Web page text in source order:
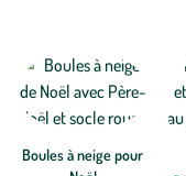
décorations de Noël en
sapin de Noël qui
Boules à neige pour